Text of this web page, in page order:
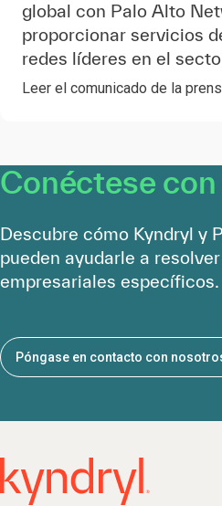
global con Palo Alto
proporcionar servicios
redes líderes en el
Leer el comunicado de la
Conéctese
Descubre cómo Kyndryl y
pueden ayudarle a
empresariales específicos.
Póngase en contacto con